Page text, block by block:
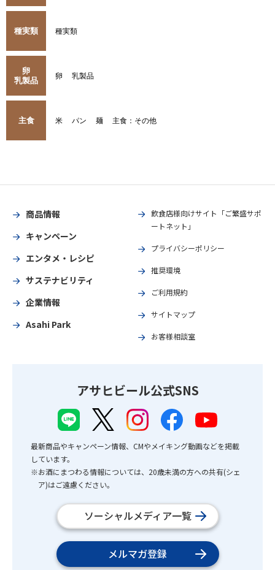
種実類 種実類
卵
乳製品
卵 乳製品
主食 米 パン 麺 主食：その他
商品情報
キャンペーン
エンタメ・レシピ
サステナビリティ
企業情報
Asahi Park
飲食店様向けサイト「ご繁盛サポ
ートネット」
プライバシーポリシー
推奨環境
ご利用規約
サイトマップ
お客様相談室
アサヒビール公式SNS
最新商品やキャンペーン情報、CMやメイキング動画などを掲載
しています。
※お酒にまつわる情報については、20歳未満の方への共有(シェ
ア)はご遠慮ください。
ソーシャルメディア一覧
メルマガ登録